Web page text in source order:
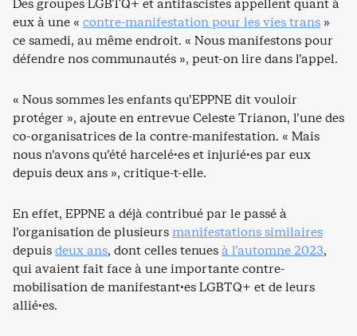
Des groupes LGBTQ+ et antifascistes appellent quant à
eux à une « contre-manifestation pour les vies trans »
ce samedi, au même endroit. « Nous manifestons pour
défendre nos communautés », peut-on lire dans l’appel.
« Nous sommes les enfants qu’EPPNE dit vouloir
protéger », ajoute en entrevue Celeste Trianon, l’une des
co-organisatrices de la contre-manifestation. « Mais
nous n’avons qu’été harcelé·es et injurié·es par eux
depuis deux ans », critique-t-elle.
En effet, EPPNE a déjà contribué par le passé à
l’organisation de plusieursmanifestations similaires
depuisdeux ans, dont celles tenuesà l’automne 2023,
qui avaient fait face à une importante contre-
mobilisation de manifestant·es LGBTQ+ et de leurs
allié·es.